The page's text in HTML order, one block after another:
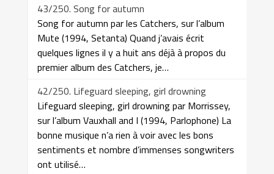
43/250. Song for autumn
Song for autumn par les Catchers, sur l’album
Mute (1994, Setanta) Quand j’avais écrit
quelques lignes il y a huit ans déjà à propos du
premier album des Catchers, je…
42/250. Lifeguard sleeping, girl drowning
Lifeguard sleeping, girl drowning par Morrissey,
sur l’album Vauxhall and I (1994, Parlophone) La
bonne musique n’a rien à voir avec les bons
sentiments et nombre d’immenses songwriters
ont utilisé…